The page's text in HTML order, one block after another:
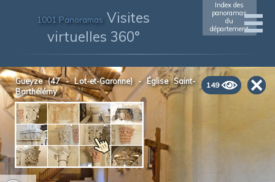
1001 Panoramas Visites
virtuelles 360°
Index des
panoramas
du
département
149
Gueyze (47 - Lot-et-Garonne) - Église Saint-
Barthélémy